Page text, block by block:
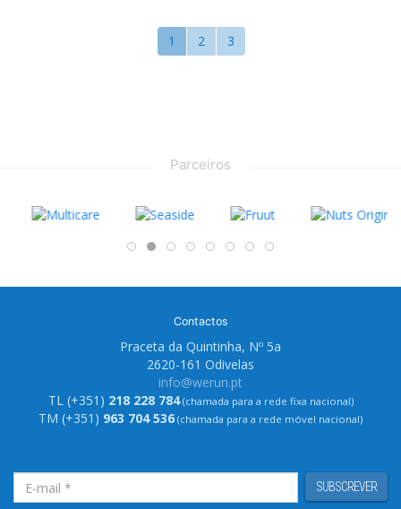
1 2 3
Parceiros
Contactos
Praceta da Quintinha, Nº 5a
2620-161 Odivelas
info@werun.pt
TL (+351) 218 228 784(chamada para a rede fixa nacional)
TM (+351) 963 704 536 (chamada para a rede móvel nacional)
SUBSCREVER